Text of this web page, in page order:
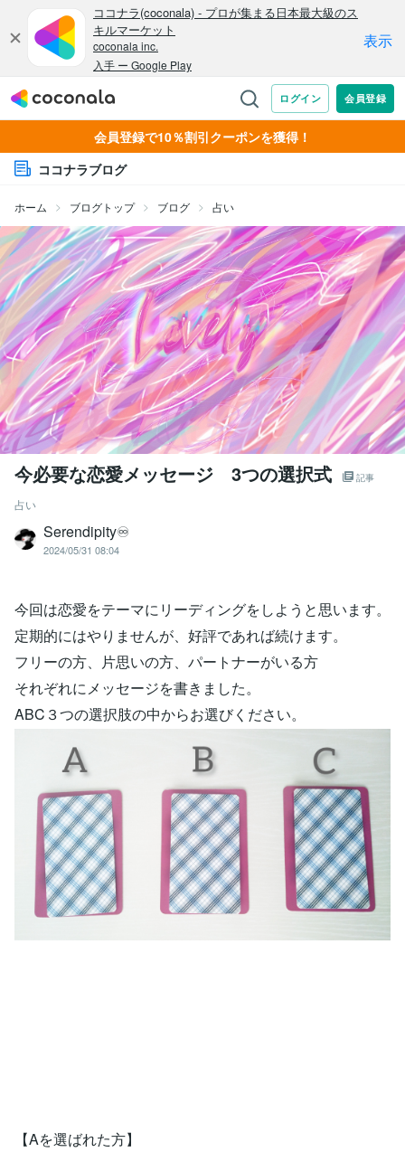
会員登録で10％割引クーポンを獲得！
ココナラブログ
ホーム ブログトップ ブログ 占い
今必要な恋愛メッセージ 3つの選択式 記事
占い
Serendipity♾️
2024/05/31 08:04
今回は恋愛をテーマにリーディングをしようと思います。
定期的にはやりませんが、好評であれば続けます。
フリーの方、片思いの方、パートナーがいる方
それぞれにメッセージを書きました。
ABC３つの選択肢の中からお選びください。
【Aを選ばれた方】